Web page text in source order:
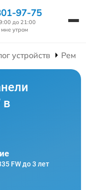
97-75
до 21:00
мне утром
устройств
в
FW до 3 лет